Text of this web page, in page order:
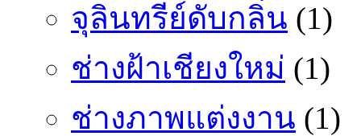
จุลินทรีย์ดับกลิ่น (1)
ช่างฝ้าเชียงใหม่ (1)
ช่างภาพแต่งงาน (1)